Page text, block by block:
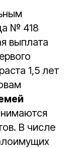
№ 418
выплата
1,5 лет
В числе